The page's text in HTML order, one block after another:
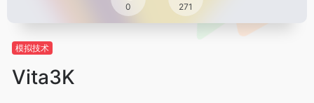
0 271
模拟技术
Vita3K